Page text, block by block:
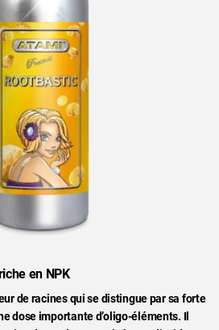
en NPK
de racines qui se distingue par sa forte
dose importante d’oligo-éléments. Il